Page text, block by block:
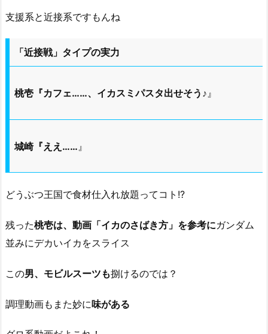
支援系と近接系ですもんね
「近接戦」タイプの実力
桃壱『カフェ……、イカスミパスタ出せそう♪ 』
城崎『ええ…… 』
どうぶつ王国で食材仕入れ放題ってコト!?
残った桃壱は、動画「イカのさばき方」を参考にガンダム
並みにデカいイカをスライス
この男、モビルスーツも捌けるのでは？
調理動画もまた妙に味がある